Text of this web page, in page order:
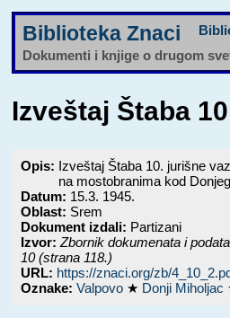
Biblioteka Znaci
Dokumenti i knjige o drugom
Izveštaj Štaba
Opis: Izveštaj Štaba 10. jurišne
na mostobranima kod
Datum: 15.3. 1945.
Oblast: Srem
Dokument izdali: Partizani
Izvor: Zbornik dokumenata i
10 (strana 118.)
URL: https://znaci.org/zb/
Oznake:Valpovo ★ Donji Miholjac